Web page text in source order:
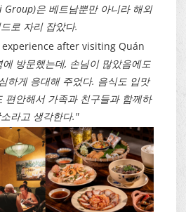
Group)은 베트남뿐만 아니라 해외
로 자리 잡았다.
after visiting Quán
방문했는데, 손님이 많았음에도
하게 응대해 주었다. 음식도 입맛
편안해서 가족과 친구들과 함께하
라고 생각한다."